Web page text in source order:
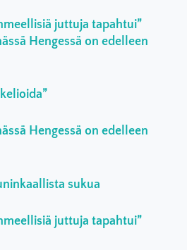
juttuja tapahtui”
Hengessä on edelleen
Hengessä on edelleen
sukua
juttuja tapahtui”